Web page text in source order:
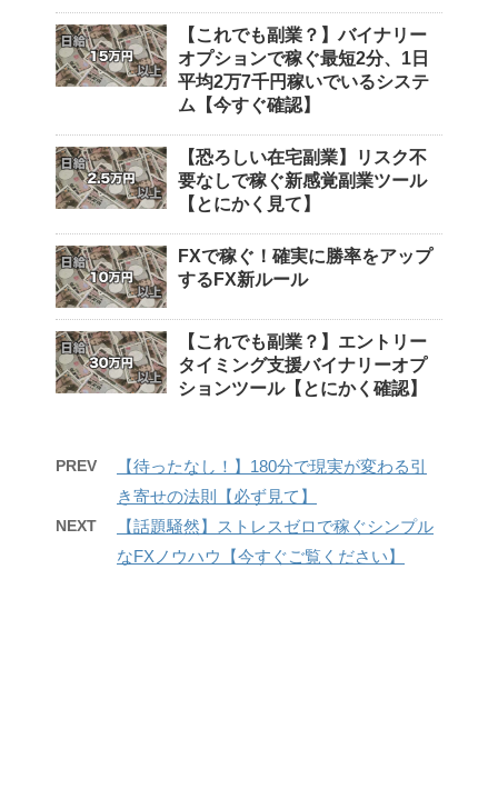
【これでも副業？】バイナリー
オプションで稼ぐ最短2分、1日
平均2万7千円稼いでいるシステ
ム【今すぐ確認】
【恐ろしい在宅副業】リスク不
要なしで稼ぐ新感覚副業ツール
【とにかく見て】
FXで稼ぐ！確実に勝率をアップ
するFX新ルール
【これでも副業？】エントリー
タイミング支援バイナリーオプ
ションツール【とにかく確認】
PREV
【待ったなし！】180分で現実が変わる引
き寄せの法則【必ず見て】
NEXT
【話題騒然】ストレスゼロで稼ぐシンプル
なFXノウハウ【今すぐご覧ください】